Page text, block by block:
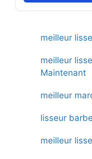
meilleur
meilleur
Maintenant
meilleur
lisseur
meilleur